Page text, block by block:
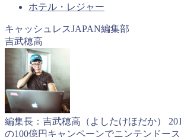
ホテル・レジャー
キャッシュレスJAPAN編集部
吉武穂高
編集長：吉武穂高（よしたけほだか）
の100億円キャンペーンでニンテンドー